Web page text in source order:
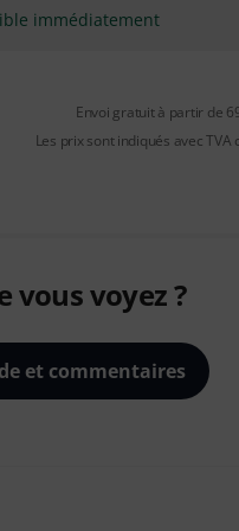
immédiatement
Envoi gratuit à partir de
Les prix sont indiqués avec TVA
vous voyez ?
et commentaires